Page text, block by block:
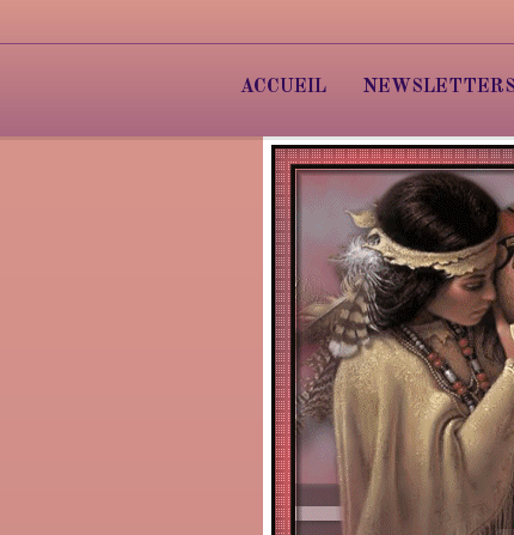
ACCUEIL NEWSLETTERS